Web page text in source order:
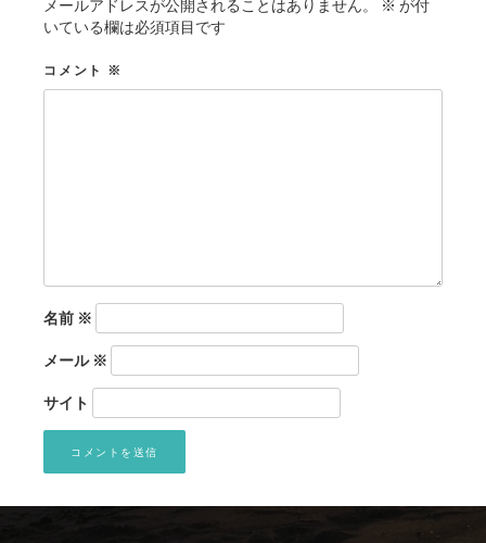
メールアドレスが公開されることはありません。 ※ が付
いている欄は必須項目です
コメント ※
名前 ※
メール※
サイト